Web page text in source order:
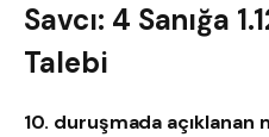
Savcı: 4 Sanığa
Talebi
10. duruşmada açıklanan